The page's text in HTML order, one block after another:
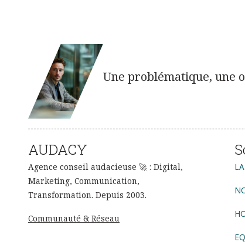
Une problématique, une
AUDACY
Agence conseil audacieuse 🚀 : Digital,
Marketing, Communication,
Transformation. Depuis 2003.
Communauté & Réseau